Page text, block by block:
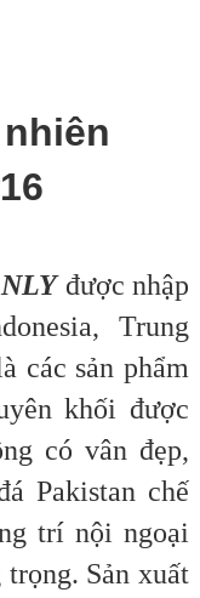
được nhập
Trung
các sản phẩm
khối được
có vân đẹp,
Pakistan chế
trí nội ngoại
Sản xuất